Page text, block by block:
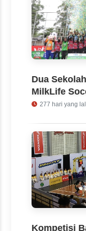
Dua
MilkLife
2025 - 2026
277 hari yang
Kompetisi